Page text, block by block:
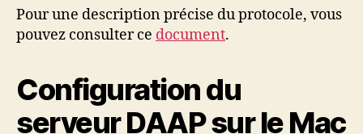
Pour une description précise du protocole, vous
pouvez consulter ce document.
Configuration du
serveur DAAP sur le Mac